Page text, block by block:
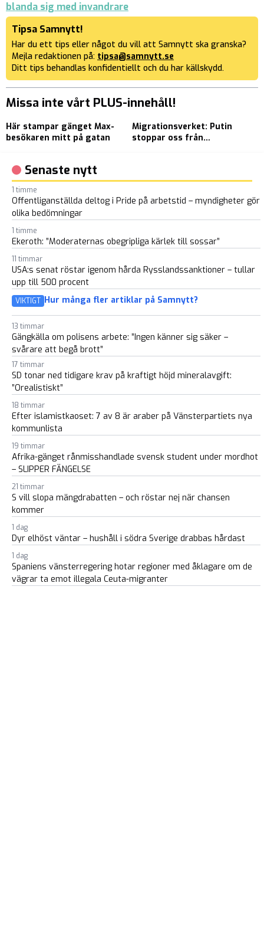
blanda sig med invandrare
Tipsa Samnytt!
Har du ett tips eller något du vill att Samnytt ska granska?
Mejla redaktionen på: tipsa@samnytt.se
Ditt tips behandlas konfidentiellt och du har källskydd.
Missa inte vårt PLUS-innehåll!
Här stampar gänget Max-
besökaren mitt på gatan
Migrationsverket: Putin
stoppar oss från
Senaste nytt
1 timme
Offentliganställda deltog i Pride på arbetstid – myndigheter gör
olika bedömningar
1 timme
Ekeroth: ”Moderaternas obegripliga kärlek till sossar”
11 timmar
USA:s senat röstar igenom hårda Rysslandssanktioner – tullar
upp till 500 procent
VIKTIGT Hur många fler artiklar på Samnytt?
13 timmar
Gängkälla om polisens arbete: ”Ingen känner sig säker –
svårare att begå brott”
17 timmar
SD tonar ned tidigare krav på kraftigt höjd mineralavgift:
”Orealistiskt”
18 timmar
Efter islamistkaoset: 7 av 8 är araber på Vänsterpartiets nya
kommunlista
19 timmar
Afrika-gänget rånmisshandlade svensk student under mordhot
– SLIPPER FÄNGELSE
21 timmar
S vill slopa mängdrabatten – och röstar nej när chansen
kommer
1 dag
Dyr elhöst väntar – hushåll i södra Sverige drabbas hårdast
1 dag
Spaniens vänsterregering hotar regioner med åklagare om de
vägrar ta emot illegala Ceuta-migranter